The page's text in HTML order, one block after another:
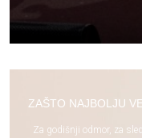
ZAŠTO NAJBOLJU
Za godišnji odmor, za